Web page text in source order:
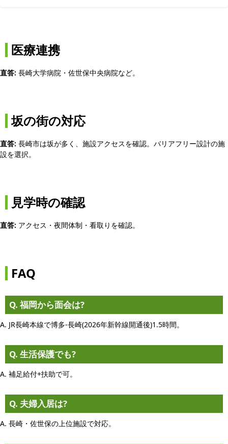
医療連携
直答: 長崎大学病院・佐世保中央病院など。
坂の街の対応
直答: 長崎市は坂が多く、施設アクセスを確認。バリアフリー設計の施
設を選択。
見学時の確認
直答: アクセス・夜間体制・看取りを確認。
FAQ
Q. 福岡から面会は?
A. JR長崎本線で博多-長崎(2026年新幹線開通後)1.5時間。
Q. 生活保護でも?
A. 補足給付+扶助で可。
Q. 夫婦入居は?
A. 長崎・佐世保の上位施設で対応。